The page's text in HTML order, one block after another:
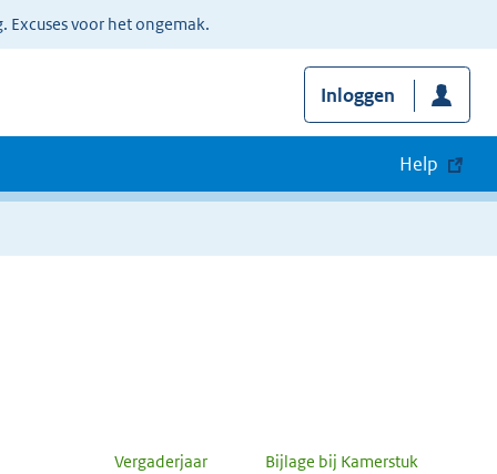
voor het ongemak.
Inloggen
Help
Vergaderjaar Bijlage bij Kamerstuk